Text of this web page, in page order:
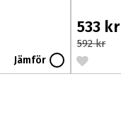
Jämför
533 kr
592 kr